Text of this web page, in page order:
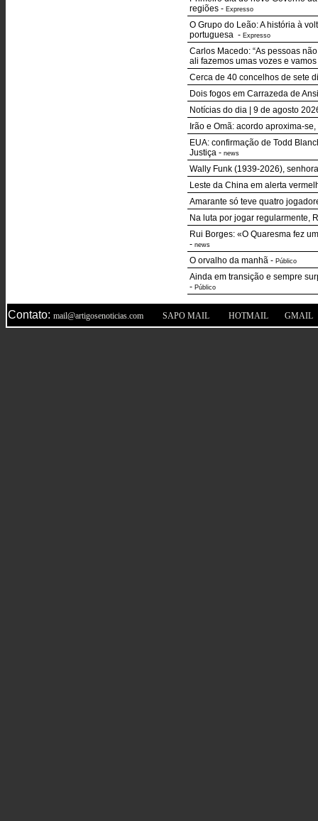
regiões - Expresso
O Grupo do Leão: A história à
portuguesa - Expresso
Carlos Macedo: “As pessoas
ali fazemos umas vozes e
Cerca de 40 concelhos de sete
Dois fogos em Carrazeda de
Notícias do dia | 9 de agosto
Irão e Omã: acordo aproxima-
EUA: confirmação de Todd
Justiça - news
Wally Funk (1939-2026),
Leste da China em alerta
Amarante só teve quatro
Na luta por jogar regularmente,
Rui Borges: «O Quaresma fez
- news
O orvalho da manhã - Público
Ainda em transição e sempre
- Público
Contato: mail@artigosenoticias.com SAPO MAIL HOTMAIL GMAIL